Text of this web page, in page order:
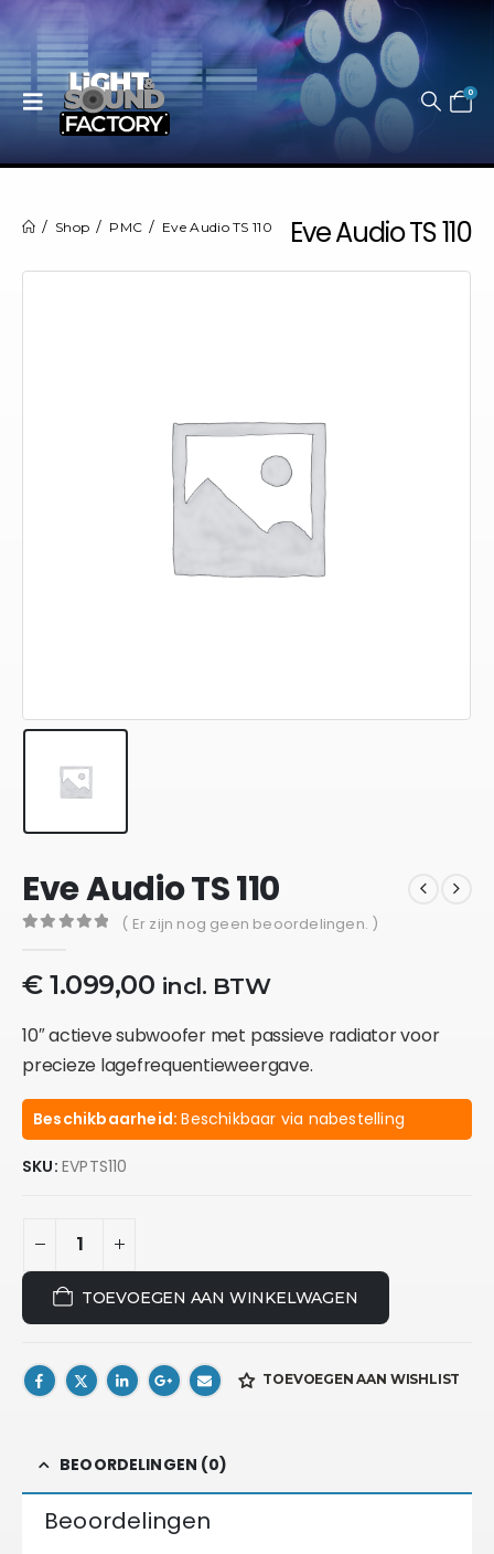
0
Eve Audio TS 110
Shop PMC Eve Audio TS 110
Eve Audio TS 110
( Er zijn nog geen beoordelingen. )
€1.099,00 incl. BTW
10″ actieve subwoofer met passieve radiator voor
precieze lagefrequentieweergave.
Beschikbaarheid:Beschikbaar via nabestelling
SKU: EVPTS110
TOEVOEGEN AAN WINKELWAGEN
TOEVOEGEN AAN WISHLIST
BEOORDELINGEN (0)
Beoordelingen